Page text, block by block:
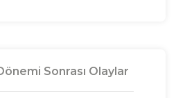
Sonrası Olaylar